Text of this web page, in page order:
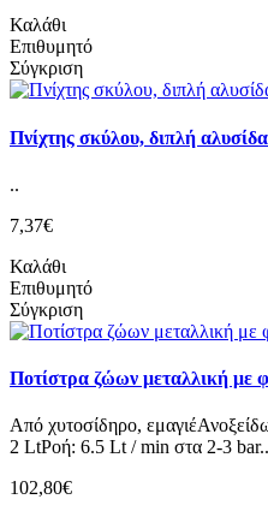
Καλάθι
Επιθυμητό
Σύγκριση
Πνίχτης σκύλου, διπλή
..
7,37€
Καλάθι
Επιθυμητό
Σύγκριση
Ποτίστρα ζώων μεταλλική με
Από χυτοσίδηρο,
2 LtΡοή: 6.5 Lt / min στα 2-3 bar..
102,80€